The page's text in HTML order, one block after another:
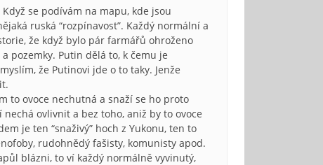
se podívám na mapu, kde jsou
ruská “rozpínavost”. Každý normální a
že když bylo pár farmářů ohroženo
pozemky. Putin dělá to, k čemu je
že Putinovi jde o to taky. Jenže
to ovoce nechutná a snaží se ho proto
ovlivnit a bez toho, aniž by to ovoce
je ten “snaživý” hoch z Yukonu, ten to
rudohnědý fašisty, komunisty apod.
blázni, to ví každý normálně vyvinutý,